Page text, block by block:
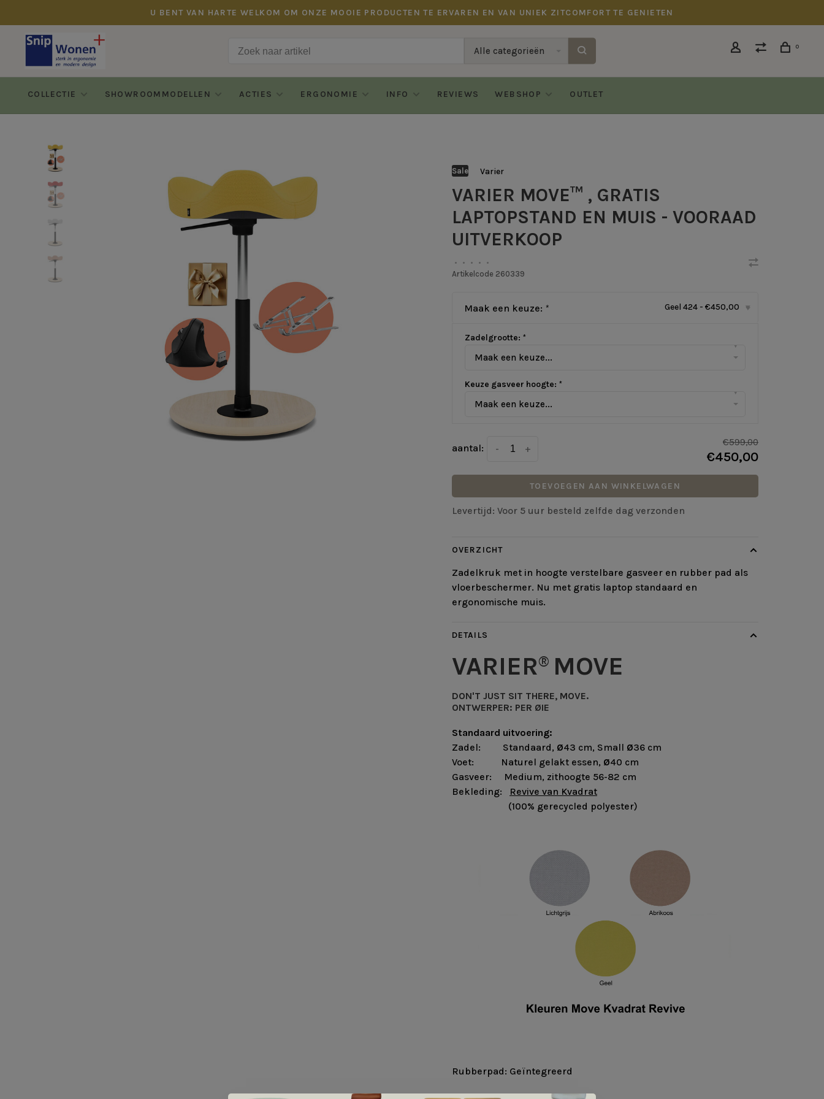
U BENT VAN HARTE WELKOM OM ONZE MOOIE PRODUCTEN TE ERVAREN EN VAN UNIEK ZITCOMFORT TE GENIETEN
Alle categorieën 0
COLLECTIE SHOWROOMMODELLEN ACTIES ERGONOMIE INFO REVIEWS WEBSHOP OUTLET
Sale Varier
VARIER MOVE™ , GRATIS
LAPTOPSTAND EN MUIS - VOORAAD
UITVERKOOP
• • • •
•
Artikelcode 260339
Maak een keuze: * Geel 424 - €450,00 ▾
Zadelgrootte: *
Maak een keuze...
▾
Keuze gasveer hoogte: *
Maak een keuze...
▾
aantal: +
-
€599,00
€450,00
TOEVOEGEN AAN WINKELWAGEN
Levertijd: Voor 5 uur besteld zelfde dag verzonden
OVERZICHT
Zadelkruk met in hoogte verstelbare gasveer en rubber pad als
vloerbeschermer. Nu met gratis laptop standaard en
ergonomische muis.
DETAILS
VARIER® MOVE
DON'T JUST SIT THERE, MOVE.
ONTWERPER: PER ØIE
Standaard uitvoering:
Zadel: Standaard, Ø43 cm, Small Ø36 cm
Voet: Naturel gelakt essen, Ø40 cm
Gasveer: Medium, zithoogte 56-82 cm
Bekleding:
Revive van Kvadrat
(100% gerecycled polyester)
Rubberpad: Geïntegreerd